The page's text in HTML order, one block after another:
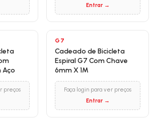
Entrar →
Aço
preços
G7
Cadeado de Bicicleta
Espiral G7 Com Chave
6mm X 1M
Faça login para ver preços
Entrar →